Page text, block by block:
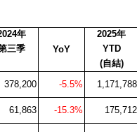
年
YoY
2025年
三季 YTD
(自結)
378,200 -5.5% 1,171,788
61,863 -15.3% 175,712